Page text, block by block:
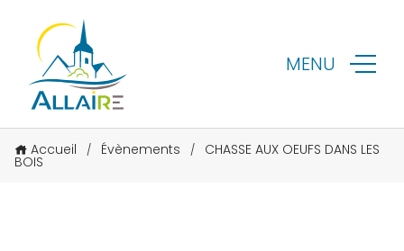
MENU
Accueil / Évènements / CHASSE AUX OEUFS DANS LES
BOIS